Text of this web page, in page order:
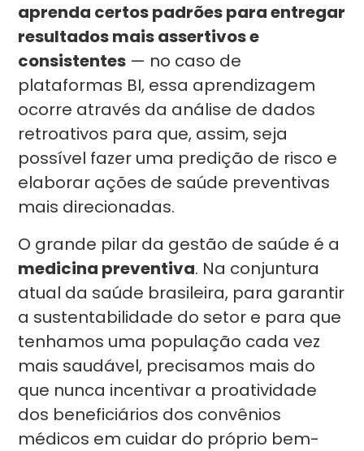
aprenda certos padrões para entregar
resultados mais assertivos e
consistentes — no caso de
plataformas BI, essa aprendizagem
ocorre através da análise de dados
retroativos para que, assim, seja
possível fazer uma predição de risco e
elaborar ações de saúde preventivas
mais direcionadas.
O grande pilar da gestão de saúde é a
medicina preventiva. Na conjuntura
atual da saúde brasileira, para garantir
a sustentabilidade do setor e para que
tenhamos uma população cada vez
mais saudável, precisamos mais do
que nunca incentivar a proatividade
dos beneficiários dos convênios
médicos em cuidar do próprio bem-